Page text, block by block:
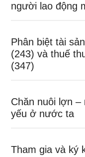
người lao động
Phân biệt tài
(243) và thuế
(347)
Chăn nuôi lợn –
yếu ở nước ta
Tham gia và ký